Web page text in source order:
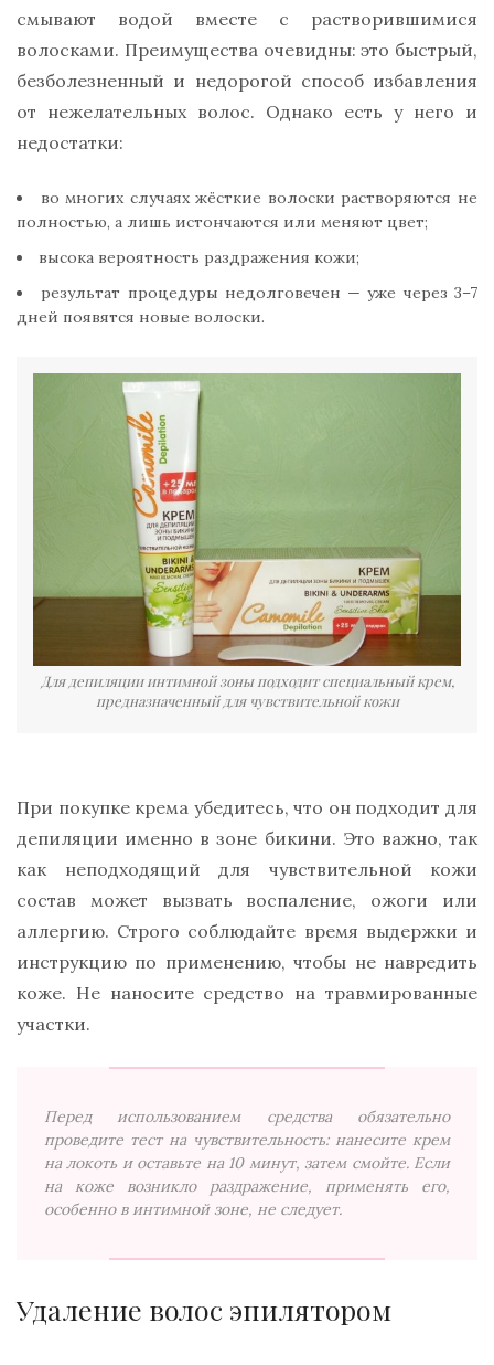
смывают водой вместе с растворившимися
волосками. Преимущества очевидны: это быстрый,
безболезненный и недорогой способ избавления
от нежелательных волос. Однако есть у него и
недостатки:
во многих случаях жёсткие волоски растворяются не
полностью, а лишь истончаются или меняют цвет;
высока вероятность раздражения кожи;
результат процедуры недолговечен — уже через 3–7
дней появятся новые волоски.
Для депиляции интимной зоны подходит специальный крем,
предназначенный для чувствительной кожи
При покупке крема убедитесь, что он подходит для
депиляции именно в зоне бикини. Это важно, так
как неподходящий для чувствительной кожи
состав может вызвать воспаление, ожоги или
аллергию. Строго соблюдайте время выдержки и
инструкцию по применению, чтобы не навредить
коже. Не наносите средство на травмированные
участки.
Перед использованием средства обязательно
проведите тест на чувствительность: нанесите крем
на локоть и оставьте на 10 минут, затем смойте. Если
на коже возникло раздражение, применять его,
особенно в интимной зоне, не следует.
Удаление волос эпилятором